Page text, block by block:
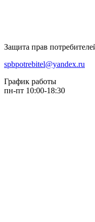
Защита прав
spbpotrebitel@yandex.ru
График работы
пн-пт 10:00-18:30